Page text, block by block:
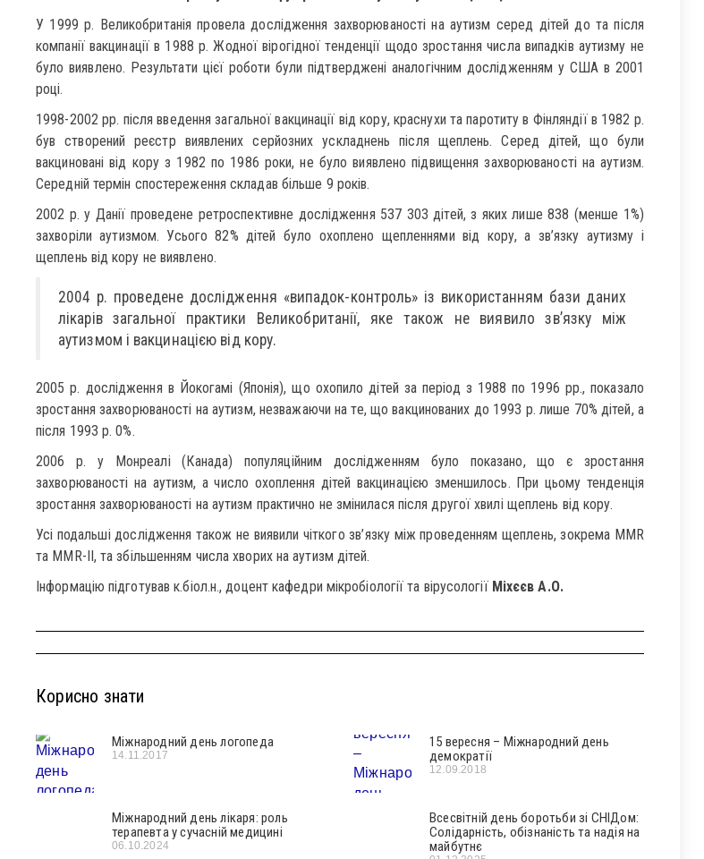
У 1999 р. Великобританія провела дослідження захворюваності на аутизм серед дітей до та після
компанії вакцинації в 1988 р. Жодної вірогідної тенденції щодо зростання числа випадків аутизму не
було виявлено. Результати цієї роботи були підтверджені аналогічним дослідженням у США в 2001
році.
1998-2002 рр. після введення загальної вакцинації від кору, краснухи та паротиту в Фінляндії в 1982 р.
був створений реєстр виявлених серйозних ускладнень після щеплень. Серед дітей, що були
вакциновані від кору з 1982 по 1986 роки, не було виявлено підвищення захворюваності на аутизм.
Середній термін спостереження складав більше 9 років.
2002 р. у Данії проведене ретроспективне дослідження 537 303 дітей, з яких лише 838 (менше 1%)
захворіли аутизмом. Усього 82% дітей було охоплено щепленнями від кору, а зв’язку аутизму і
щеплень від кору не виявлено.
2004 р. проведене дослідження «випадок-контроль» із використанням бази даних
лікарів загальної практики Великобританії, яке також не виявило зв’язку між
аутизмом і вакцинацією від кору.
2005 р. дослідження в Йокогамі (Японія), що охопило дітей за період з 1988 по 1996 рр., показало
зростання захворюваності на аутизм, незважаючи на те, що вакцинованих до 1993 р. лише 70% дітей, а
після 1993 р. 0%.
2006 р. у Монреалі (Канада) популяційним дослідженням було показано, що є зростання
захворюваності на аутизм, а число охоплення дітей вакцинацією зменшилось. При цьому тенденція
зростання захворюваності на аутизм практично не змінилася після другої хвилі щеплень від кору.
Усі подальші дослідження також не виявили чіткого зв’язку між проведенням щеплень, зокрема MMR
та MMR-II, та збільшенням числа хворих на аутизм дітей.
Інформацію підготував к.біол.н., доцент кафедри мікробіології та вірусології Міхєєв А.О.
Корисно знати
Міжнародний день логопеда
14.11.2017
15 вересня – Міжнародний день
демократії
12.09.2018
Міжнародний день лікаря: роль
терапевта у сучасній медицині
06.10.2024
Всесвітній день боротьби зі СНІДом:
Солідарність, обізнаність та надія на
майбутнє